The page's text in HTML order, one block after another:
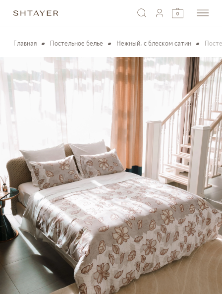
0
Главная Постельное белье Нежный, с блеском сатин